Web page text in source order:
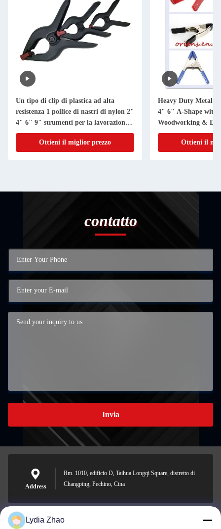
Un tipo di clip di plastica ad alta
resistenza 1 pollice di nastri di nylon 2"
4" 6" 9" strumenti per la lavorazione
del legno
Ottieni il miglior prezzo
Heavy Duty Metal
4" 6" A-Shape with
Woodworking &
Ottieni il
contatto
Invia
Address
Rm. 1010, edificio D, Taihua Longqi Square, distretto di
Changping, Pechino, Cina
Lydia Zhao